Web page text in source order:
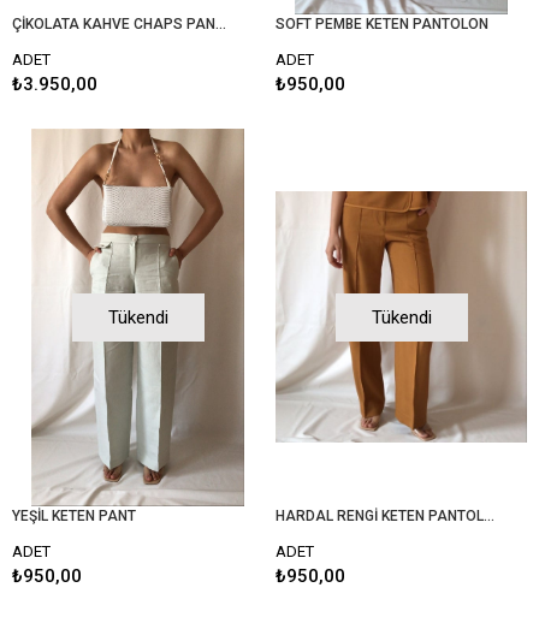
ÇİKOLATA KAHVE CHAPS PANTOLON
ADET
₺3.950,00
SOFT PEMBE KETEN PANTOLON
ADET
₺950,00
Tükendi
YEŞİL KETEN PANT
ADET
₺950,00
Tükendi
HARDAL RENGİ KETEN PANTOLON
ADET
₺950,00